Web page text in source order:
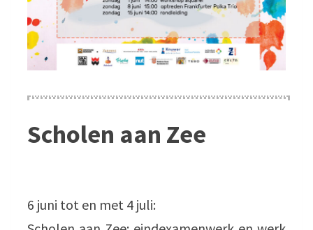
Scholen aan Zee
6 juni tot en met 4 juli: